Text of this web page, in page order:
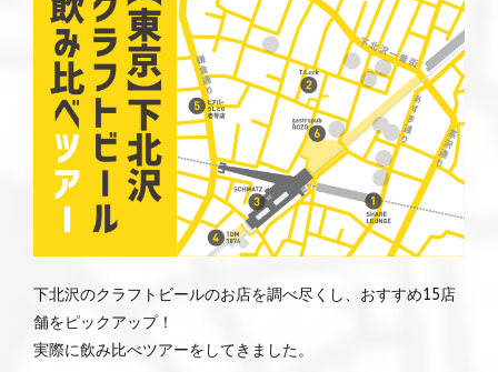
下北沢のクラフトビールのお店を調べ尽くし、おすすめ15店
舗をピックアップ！
実際に飲み比べツアーをしてきました。